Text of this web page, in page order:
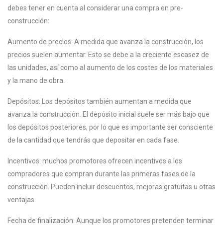
debes tener en cuenta al considerar una compra en pre-
construcción:
Aumento de precios: A medida que avanza la construcción, los
precios suelen aumentar. Esto se debe a la creciente escasez de
las unidades, así como al aumento de los costes de los materiales
y la mano de obra.
Depósitos: Los depósitos también aumentan a medida que
avanza la construcción. El depósito inicial suele ser más bajo que
los depósitos posteriores, por lo que es importante ser consciente
de la cantidad que tendrás que depositar en cada fase.
Incentivos: muchos promotores ofrecen incentivos a los
compradores que compran durante las primeras fases de la
construcción. Pueden incluir descuentos, mejoras gratuitas u otras
ventajas.
Fecha de finalización: Aunque los promotores pretenden terminar